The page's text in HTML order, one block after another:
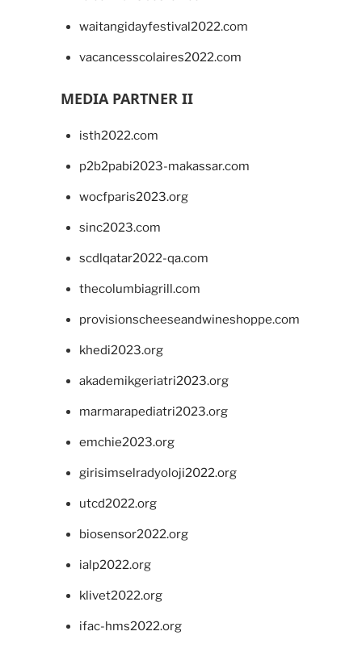
waitangidayfestival2022.com
vacancesscolaires2022.com
MEDIA PARTNER II
isth2022.com
p2b2pabi2023-makassar.com
wocfparis2023.org
sinc2023.com
scdlqatar2022-qa.com
thecolumbiagrill.com
provisionscheeseandwineshoppe.com
khedi2023.org
akademikgeriatri2023.org
marmarapediatri2023.org
emchie2023.org
girisimselradyoloji2022.org
utcd2022.org
biosensor2022.org
ialp2022.org
klivet2022.org
ifac-hms2022.org